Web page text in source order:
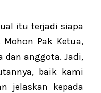
itu terjadi siapa
Pak Ketua,
dan anggota. Jadi,
baik kami
jelaskan kepada